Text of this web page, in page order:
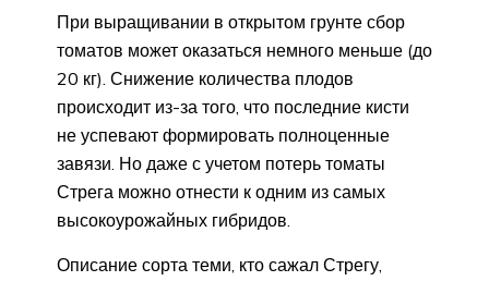
При выращивании в открытом грунте сбор
томатов может оказаться немного меньше (до
20 кг). Снижение количества плодов
происходит из-за того, что последние кисти
не успевают формировать полноценные
завязи. Но даже с учетом потерь томаты
Стрега можно отнести к одним из самых
высокоурожайных гибридов.
Описание сорта теми, кто сажал Стрегу,